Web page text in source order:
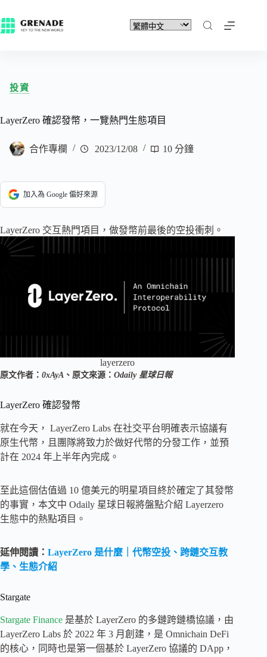
投資
LayerZero 確認發幣，一覽熱門生態項目
合作專欄 2023/12/08 10 分鐘
加入為 Google 偏好來源
LayerZero 交互熱門項目，做發幣前最後的空投衝刺。
layerzero
原文作者： 0xAyA 、原文來源： Odaily 星球日報
LayerZero 確認發幣
就在今天， LayerZero Labs 在社交平台明確表示協議有
原生代幣，且團隊將致力於做好代幣的分發工作，並預
計在 2024 年上半年內完成。
至此這個估值過 10 億美元的明星項目終於確定了其發幣
的事實，本文中 Odaily 星球日報將盤點介紹 Layerzero
生態中的熱點項目。
延伸閱讀： LayerZero 是什麼｜代幣空投、跨鏈交互教
學、生態介紹
Stargate
Stargate Finance 是基於 LayerZero 的多鏈跨鏈橋協議，由
LayerZero Labs 於 2022 年 3 月創建，是 Omnichain DeFi
的核心，同時也是第一個基於 LayerZero 協議的 DApp，